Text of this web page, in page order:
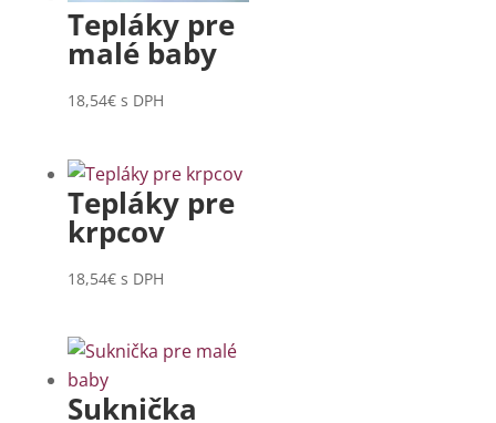
Tepláky pre
malé baby
18,54€ s DPH
Tepláky pre
krpcov
18,54€ s DPH
Suknička